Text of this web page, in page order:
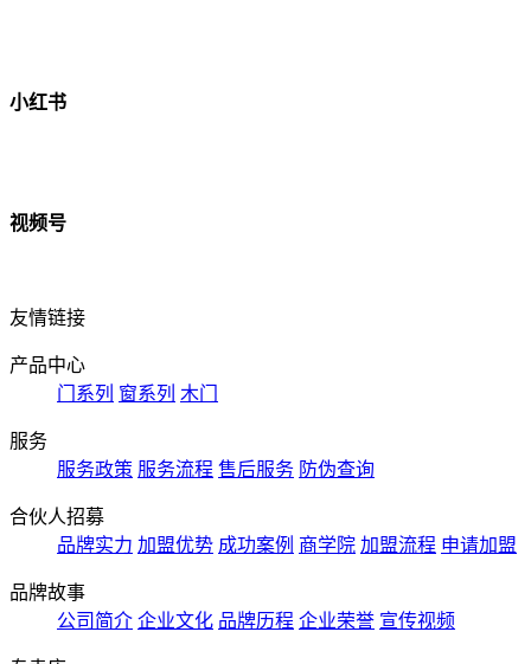
小红书
视频号
友情链接
产品中心
门系列 窗系列 木门
服务
服务政策 服务流程 售后服务 防伪查询
合伙人招募
品牌实力 加盟优势 成功案例 商学院 加盟流程 申请加盟
品牌故事
公司简介 企业文化 品牌历程 企业荣誉 宣传视频